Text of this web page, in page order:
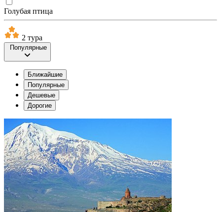
Голубая птица
2 тура
Популярные
Ближайшие
Популярные
Дешевые
Дорогие